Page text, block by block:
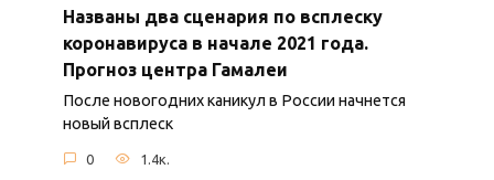
Названы два сценария по всплеску
коронавируса в начале 2021 года.
Прогноз центра Гамалеи
После новогодних каникул в России начнется
новый всплеск
0 1.4к.